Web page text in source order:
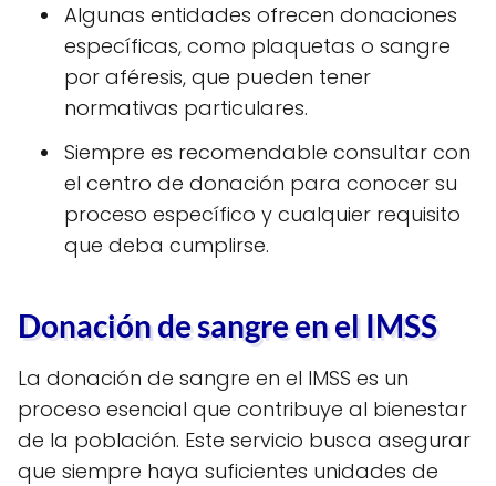
Algunas entidades ofrecen donaciones
específicas, como plaquetas o sangre
por aféresis, que pueden tener
normativas particulares.
Siempre es recomendable consultar con
el centro de donación para conocer su
proceso específico y cualquier requisito
que deba cumplirse.
Donación de sangre en el IMSS
La donación de sangre en el IMSS es un
proceso esencial que contribuye al bienestar
de la población. Este servicio busca asegurar
que siempre haya suficientes unidades de